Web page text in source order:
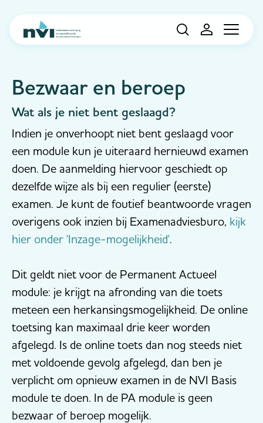
Navigation
Bezwaar en beroep
Wat als je niet bent geslaagd?
Indien je onverhoopt niet bent geslaagd voor
een module kun je uiteraard hernieuwd examen
doen. De aanmelding hiervoor geschiedt op
dezelfde wijze als bij een regulier (eerste)
examen. Je kunt de foutief beantwoorde vragen
overigens ook inzien bij Examenadviesburo, kijk
hier onder 'Inzage-mogelijkheid'.
Dit geldt niet voor de Permanent Actueel
module: je krijgt na afronding van die toets
meteen een herkansingsmogelijkheid. De online
toetsing kan maximaal drie keer worden
afgelegd. Is de online toets dan nog steeds niet
met voldoende gevolg afgelegd, dan ben je
verplicht om opnieuw examen in de NVI Basis
module te doen. In de PA module is geen
bezwaar of beroep mogelijk.